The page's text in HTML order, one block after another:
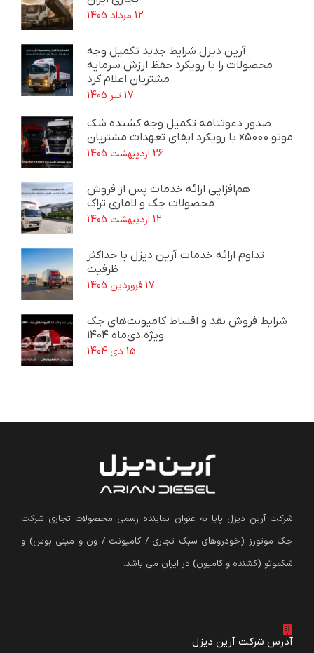
12 مرداد 1405
آرین دیزل شرایط جدید تکمیل وجه
محصولات را با رویکرد حفظ ارزش سرمایه
مشتریان اعلام کرد
17 تیر 1405
صدور دعوتنامه تکمیل وجه کشنده شک
موتو x5000 با رویکرد ایفای تعهدات مشتریان
26 اردیبهشت 1405
هم‌افزایی ارائه خدمات پس از فروش
محصولات جک و لاماری تراک
12 اردیبهشت 1405
تداوم ارائه خدمات آرین دیزل با حداکثر
ظرفیت
17 فروردین 1405
شرایط فروش نقد و اقساط کامیونت‌های جک
ویژه دی‌ماه ۱۴۰۴
15 دی 1404
شرکت آرین دیزل پایا به عنوان نماینده رسمی محصولات تجاری شرکت
جک موتورز (خودروهای سبک تجاری / کامیونت / ون و مینی بوس) و
شکموتو (کشنده و کامیون) در ایران می باشد.
آدرس شرکت آرین دیزل